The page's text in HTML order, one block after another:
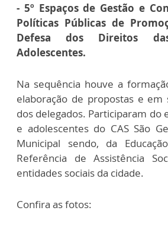
- 5º Espaços de Gestão e
Políticas Públicas de
Defesa dos Direitos
Adolescentes.
Na sequência houve a
elaboração de propostas e em
dos delegados. Participaram do
e adolescentes do CAS São
Municipal sendo, da
Referência de Assistência
entidades sociais da cidade.
Confira as fotos: